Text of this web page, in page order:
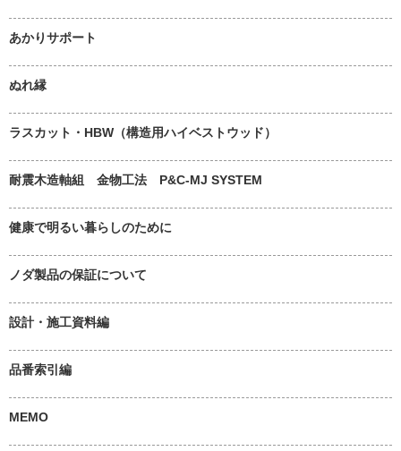
あかりサポート
ぬれ縁
ラスカット・HBW（構造用ハイベストウッド）
耐震木造軸組 金物工法 P&C-MJ SYSTEM
健康で明るい暮らしのために
ノダ製品の保証について
設計・施工資料編
品番索引編
MEMO